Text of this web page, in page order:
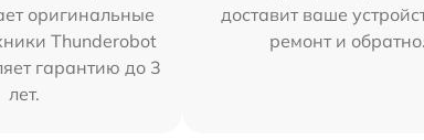
оригинальные
Thunderobot
гарантию до 3
лет.
доставит ваше
ремонт и обратно.